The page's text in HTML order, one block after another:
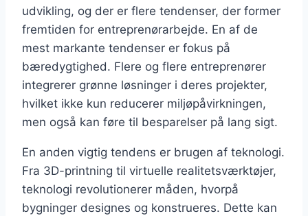
udvikling, og der er flere tendenser, der former
fremtiden for entreprenørarbejde. En af de
mest markante tendenser er fokus på
bæredygtighed. Flere og flere entreprenører
integrerer grønne løsninger i deres projekter,
hvilket ikke kun reducerer miljøpåvirkningen,
men også kan føre til besparelser på lang sigt.
En anden vigtig tendens er brugen af teknologi.
Fra 3D-printning til virtuelle realitetsværktøjer,
teknologi revolutionerer måden, hvorpå
bygninger designes og konstrueres. Dette kan